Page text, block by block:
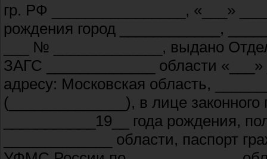
гр. РФ ________________, «___»
рождения город ____________,
___ № _____________, выдано
ЗАГС _____________ области
адресу: Московская область,
(______________), в лице
___________19__ года рождения,
_____________ области, паспорт